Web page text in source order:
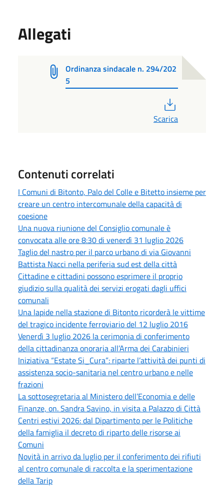
Allegati
Ordinanza sindacale n. 294/202
5
Scarica
Contenuti correlati
I Comuni di Bitonto, Palo del Colle e Bitetto insieme per
creare un centro intercomunale della capacità di
coesione
Una nuova riunione del Consiglio comunale è
convocata alle ore 8:30 di venerdì 31 luglio 2026
Taglio del nastro per il parco urbano di via Giovanni
Battista Nacci nella periferia sud est della città
Cittadine e cittadini possono esprimere il proprio
giudizio sulla qualità dei servizi erogati dagli uffici
comunali
Una lapide nella stazione di Bitonto ricorderà le vittime
del tragico incidente ferroviario del 12 luglio 2016
Venerdì 3 luglio 2026 la cerimonia di conferimento
della cittadinanza onoraria all’Arma dei Carabinieri
Iniziativa “Estate Si_Cura”: riparte l’attività dei punti di
assistenza socio-sanitaria nel centro urbano e nelle
frazioni
La sottosegretaria al Ministero dell’Economia e delle
Finanze, on. Sandra Savino, in visita a Palazzo di Città
Centri estivi 2026: dal Dipartimento per le Politiche
della famiglia il decreto di riparto delle risorse ai
Comuni
Novità in arrivo da luglio per il conferimento dei rifiuti
al centro comunale di raccolta e la sperimentazione
della Tarip